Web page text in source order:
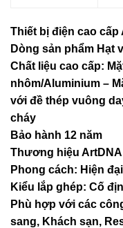
Thiết bị điện cao cấp
Dòng sản phẩm Hạt
Chất liệu cao cấp:
nhôm/Aluminium –
với đề thép vuông
cháy
Bảo hành 12 năm
Thương hiệu
Phong cách: Hiện
Kiểu lắp ghép: Cố
Phù hợp với các
sang, Khách sạn,